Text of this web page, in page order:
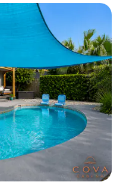
appréciés